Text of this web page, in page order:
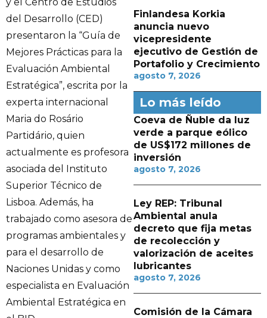
del Desarrollo (CED)
presentaron la “Guía de
Mejores Prácticas para la
Evaluación Ambiental
Estratégica”, escrita por la
experta internacional
Maria do Rosário
Partidário, quien
actualmente es profesora
asociada del Instituto
Superior Técnico de
Lisboa. Además, ha
trabajado como asesora de
programas ambientales y
para el desarrollo de
Naciones Unidas y como
especialista en Evaluación
Ambiental Estratégica en
Finlandesa Korkia
anuncia nuevo
vicepresidente
ejecutivo de Gestión de
Portafolio y Crecimiento
agosto 7, 2026
Lo más leído
Coeva de Ñuble da luz
verde a parque eólico
de US$172 millones de
inversión
agosto 7, 2026
Ley REP: Tribunal
Ambiental anula
decreto que fija metas
de recolección y
valorización de aceites
lubricantes
agosto 7, 2026
Comisión de la Cámara